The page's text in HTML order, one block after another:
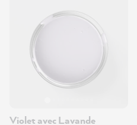
Violet avec Lavande